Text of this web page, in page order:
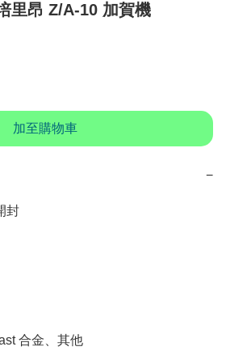
里昂 Z/A-10 加賀機
加至購物車
−
封
合金、其他